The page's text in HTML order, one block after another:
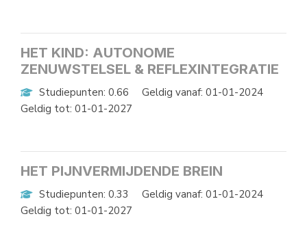
HET KIND: AUTONOME
ZENUWSTELSEL & REFLEXINTEGRATIE
Studiepunten: 0.66
Geldig vanaf: 01-01-2024
Geldig tot: 01-01-2027
HET PIJNVERMIJDENDE BREIN
Studiepunten: 0.33
Geldig vanaf: 01-01-2024
Geldig tot: 01-01-2027